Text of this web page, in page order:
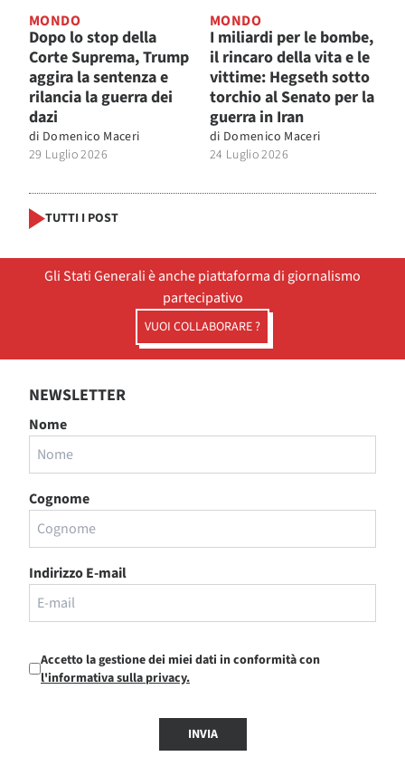
MONDO
Dopo lo stop della
Corte Suprema, Trump
aggira la sentenza e
rilancia la guerra dei
dazi
di Domenico Maceri
29 Luglio 2026
MONDO
I miliardi per le bombe,
il rincaro della vita e le
vittime: Hegseth sotto
torchio al Senato per la
guerra in Iran
di Domenico Maceri
24 Luglio 2026
TUTTI I POST
Gli Stati Generali è anche piattaforma di giornalismo
partecipativo
VUOI COLLABORARE ?
NEWSLETTER
Nome
Cognome
Indirizzo E-mail
Accetto la gestione dei miei dati in conformità con
l'informativa sulla privacy.
INVIA